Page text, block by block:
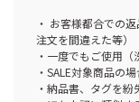
・ お客様都合での
注文を間違えた等）
・一度でもご使用
・SALE対象商品の
・納品書、タグを